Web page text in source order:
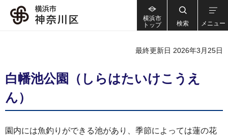
横浜市
トップ
検索 メニュー
最終更新日 2026年3月25日
白幡池公園（しらはたいけこうえ
ん）
園内には魚釣りができる池があり、季節によっては蓮の花